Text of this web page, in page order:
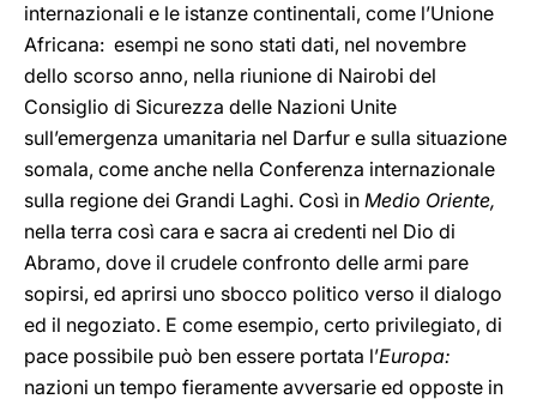
internazionali e le istanze continentali, come l’Unione
Africana: esempi ne sono stati dati, nel novembre
dello scorso anno, nella riunione di Nairobi del
Consiglio di Sicurezza delle Nazioni Unite
sull’emergenza umanitaria nel Darfur e sulla situazione
somala, come anche nella Conferenza internazionale
sulla regione dei Grandi Laghi. Così in Medio Oriente,
nella terra così cara e sacra ai credenti nel Dio di
Abramo, dove il crudele confronto delle armi pare
sopirsi, ed aprirsi uno sbocco politico verso il dialogo
ed il negoziato. E come esempio, certo privilegiato, di
pace possibile può ben essere portata l’Europa:
nazioni un tempo fieramente avversarie ed opposte in